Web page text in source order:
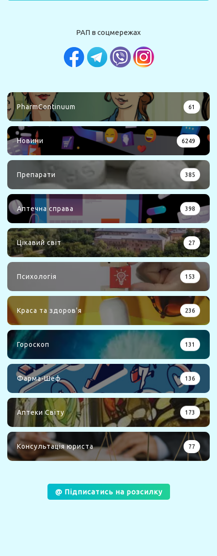
РАП в соцмережах
PharmContinuum 61
Новини 6249
Препарати 385
Аптечна справа 398
Цікавий світ 27
Психологія 153
Краса та здоров'я 236
Гороскоп 131
Фарма-Шеф 136
Аптеки Світу 173
Консультація юриста 77
@ Підписатись на розсилку